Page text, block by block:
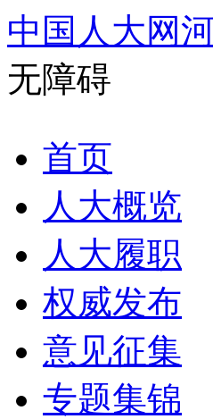
中国人大网
无障碍
首页
人大概览
人大履职
权威发布
意见征集
专题集锦